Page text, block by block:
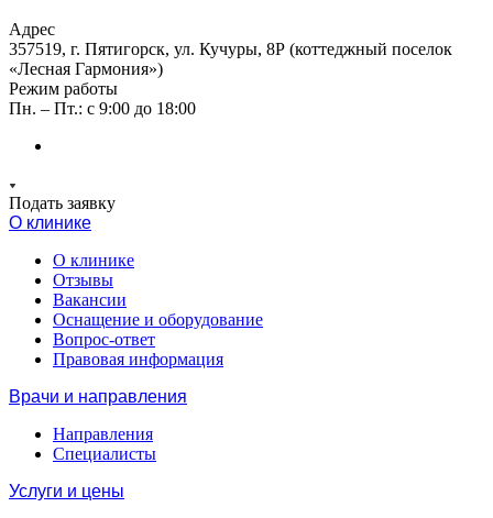
Адрес
357519, г. Пятигорск, ул. Кучуры, 8Р (коттеджный поселок
«Лесная Гармония»)
Режим работы
Пн. – Пт.: с 9:00 до 18:00
Подать заявку
О клинике
О клинике
Отзывы
Вакансии
Оснащение и оборудование
Вопрос-ответ
Правовая информация
Врачи и направления
Направления
Специалисты
Услуги и цены